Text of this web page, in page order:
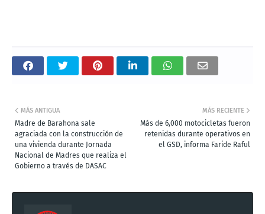
MÁS RECIENTE
Más de 6,000 motocicletas fueron
retenidas durante operativos en
el GSD, informa Faride Raful
MÁS ANTIGUA
Madre de Barahona sale
agraciada con la construcción de
una vivienda durante Jornada
Nacional de Madres que realiza el
Gobierno a través de DASAC